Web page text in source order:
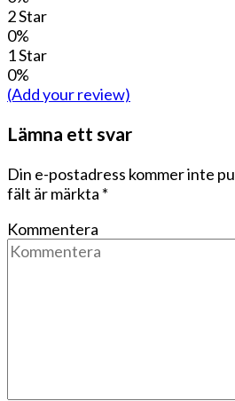
2 Star
0%
1 Star
0%
(Add your review)
Lämna ett svar
Din e-postadress kommer inte
fält är märkta *
Kommentera